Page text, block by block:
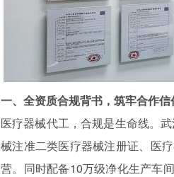
一、全资质合规背书，筑牢合作信
医疗器械代工，合规是生命线。
械注准二类医疗器械注册证、医
营。同时配备10万级净化生产车